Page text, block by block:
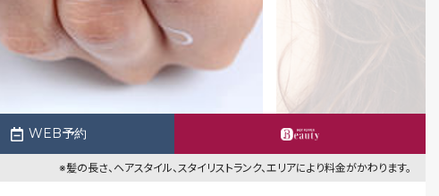
WEB予約
※髪の長さ、ヘアスタイル、スタイリストランク、エリアにより料金がかわります。